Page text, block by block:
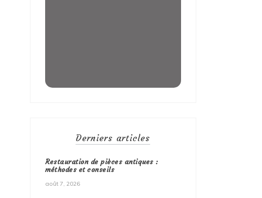
Derniers articles
Restauration de pièces antiques :
méthodes et conseils
août 7, 2026